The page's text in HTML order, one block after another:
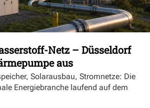
Netz – Düsseldorf
aus
Solarausbau, Stromnetze: Die
Energiebranche laufend auf dem